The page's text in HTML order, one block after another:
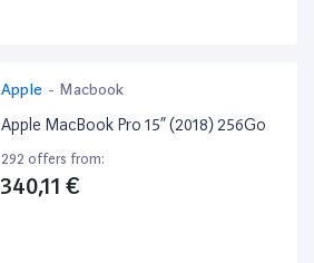
Apple - Macbook
Apple MacBook Pro 15” (2018) 256Go
292 offers from:
340,11 €